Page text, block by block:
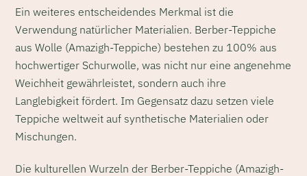
Ein weiteres entscheidendes Merkmal ist die
Verwendung natürlicher Materialien. Berber-Teppiche
aus Wolle (Amazigh-Teppiche) bestehen zu 100% aus
hochwertiger Schurwolle, was nicht nur eine angenehme
Weichheit gewährleistet, sondern auch ihre
Langlebigkeit fördert. Im Gegensatz dazu setzen viele
Teppiche weltweit auf synthetische Materialien oder
Mischungen.
Die kulturellen Wurzeln der Berber-Teppiche (Amazigh-